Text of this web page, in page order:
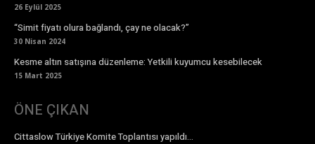
26 Eylül 2025
“Simit fiyatı olura bağlandı, çay ne olacak?”
30 Nisan 2024
Kesme altın satışına düzenleme: Yetkili kuyumcu kesebilecek
15 Mart 2025
ÖNE ÇIKAN
Cittaslow Türkiye Komite Toplantısı yapıldı…